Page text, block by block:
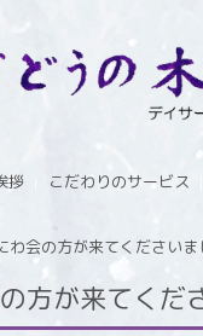
拶 こだわりのサービス
わ会の方が来てくださいま
方が来てくだ